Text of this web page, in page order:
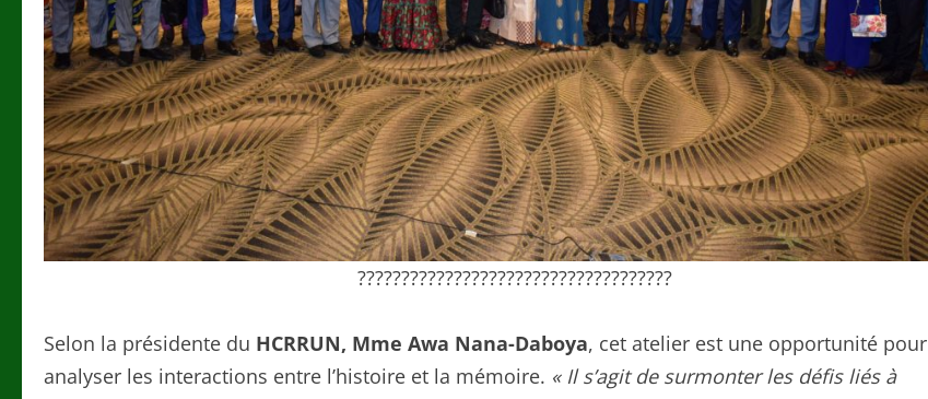
????????????????????????????????????
Selon la présidente du HCRRUN, Mme Awa Nana-Daboya, cet atelier est une opportunité pour
analyser les interactions entre l’histoire et la mémoire. « Il s’agit de surmonter les défis liés à